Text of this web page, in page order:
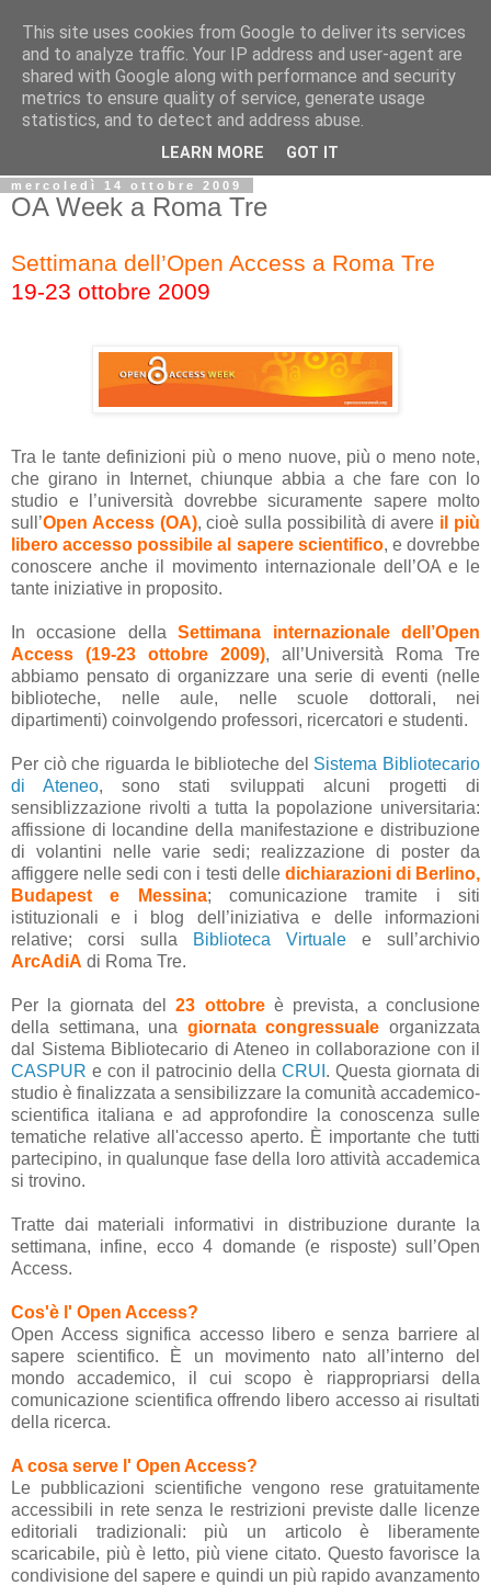
Biblio@rti in
Il Blog della Biblioteca di Area delle arti per condividere
informazioni iniziative incontri
mercoledì 14 ottobre 2009
OA Week a Roma Tre
Settimana dell’Open Access a Roma Tre
19-23 ottobre 2009
Tra le tante definizioni più o meno nuove, più o meno note,
che girano in Internet, chiunque abbia a che fare con lo
studio e l’università dovrebbe sicuramente sapere molto
sull’Open Access (OA), cioè sulla possibilità di avere il più
libero accesso possibile al sapere scientifico, e dovrebbe
conoscere anche il movimento internazionale dell’OA e le
tante iniziative in proposito.
In occasione dellaSettimana internazionale dell’Open
Access
(19-23 ottobre 2009), all’Università Roma Tre
abbiamo pensato di organizzare una serie di eventi (nelle
biblioteche, nelle aule, nelle scuole dottorali, nei
dipartimenti) coinvolgendo professori, ricercatori e studenti.
Per ciò che riguarda le biblioteche del Sistema Bibliotecario
di Ateneo, sono stati sviluppati alcuni progetti di
sensiblizzazione rivolti a tutta la popolazione universitaria:
affissione di locandine della manifestazione e distribuzione
di volantini nelle varie sedi; realizzazione di poster da
affiggere nelle sedi con i testi delle dichiarazioni di Berlino,
Budapest e Messina; comunicazione tramite i siti
istituzionali e i blog dell’iniziativa e delle informazioni
relative; corsi sulla
Biblioteca Virtuale e sull’archivio
ArcAdiA di Roma Tre.
Per la giornata del23 ottobreè prevista, a conclusione
della settimana, una giornata congressuale organizzata
dal Sistema Bibliotecario di Ateneo in collaborazione con il
CASPUR e con il patrocinio della CRUI . Questa giornata di
studio è finalizzata a sensibilizzare la comunità accademico-
scientifica italiana e ad approfondire la conoscenza sulle
tematiche relative all'accesso aperto. È importante che tutti
partecipino, in qualunque fase della loro attività accademica
si trovino.
Tratte dai materiali informativi in distribuzione durante la
settimana, infine, ecco 4 domande (e risposte) sull’Open
Access.
Cos'è l' Open Access?
Open Access significa accesso libero e senza barriere al
sapere scientifico. È un movimento nato all’interno del
mondo accademico, il cui scopo è riappropriarsi della
comunicazione scientifica offrendo libero accesso ai risultati
della ricerca.
A cosa serve l' Open Access?
Le pubblicazioni scientifiche vengono rese gratuitamente
accessibili in rete senza le restrizioni previste dalle licenze
editoriali tradizionali: più un articolo è liberamente
scaricabile, più è letto, più viene citato. Questo favorisce la
condivisione del sapere e quindi un più rapido avanzamento
This site uses cookies from Google to deliver its services
and to analyze traffic. Your IP address and user-agent are
shared with Google along with performance and security
metrics to ensure quality of service, generate usage
statistics, and to detect and address abuse.
LEARN MORE GOT IT